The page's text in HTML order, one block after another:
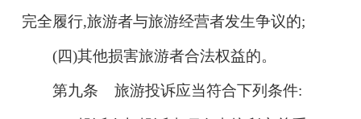
完全履行,旅游者与旅游经营者发生争议的;
(四)其他损害旅游者合法权益的。
第九条 旅游投诉应当符合下列条件: